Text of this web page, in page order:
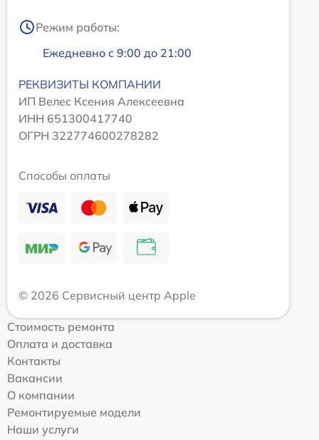
Режим работы:
Ежедневно с 9:00 до 21:00
РЕКВИЗИТЫ КОМПАНИИ
ИП Велес Ксения Алексеевна
ИНН 651300417740
ОГРН 322774600278282
Способы оплаты
© 2026 Сервисный центр Apple
Стоимость ремонта
Оплата и доставка
Контакты
Вакансии
О компании
Ремонтируемые модели
Наши услуги